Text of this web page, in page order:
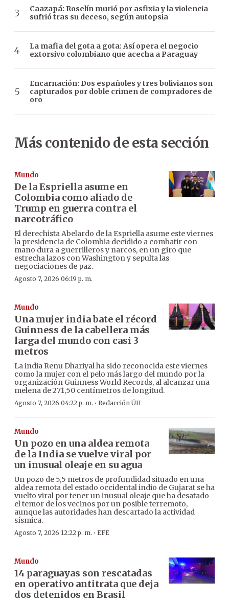
Caazapá: Roselín murió por asfixia y la violencia
sufrió tras su deceso, según autopsia
La mafia del gota a gota: Así opera el negocio
extorsivo colombiano que acecha a Paraguay
Encarnación: Dos españoles y tres bolivianos son
capturados por doble crimen de compradores de
oro
Más contenido de esta sección
Mundo
De la Espriella asume en
Colombia como aliado de
Trump en guerra contra el
narcotráfico
El derechista Abelardo de la Espriella asume este viernes
la presidencia de Colombia decidido a combatir con
mano dura a guerrilleros y narcos, en un giro que
estrecha lazos con Washington y sepulta las
negociaciones de paz.
Agosto 7, 2026 06:19 p. m.
Mundo
Una mujer india bate el récord
Guinness de la cabellera más
larga del mundo con casi 3
metros
La india Renu Dhariyal ha sido reconocida este viernes
como la mujer con el pelo más largo del mundo por la
organización Guinness World Records, al alcanzar una
melena de 271,50 centímetros de longitud.
Agosto 7, 2026 04:22 p. m. · Redacción ÚH
Mundo
Un pozo en una aldea remota
de la India se vuelve viral por
un inusual oleaje en su agua
Un pozo de 5,5 metros de profundidad situado en una
aldea remota del estado occidental indio de Gujarat se ha
vuelto viral por tener un inusual oleaje que ha desatado
el temor de los vecinos por un posible terremoto,
aunque las autoridades han descartado la actividad
sísmica.
Agosto 7, 2026 12:22 p. m. · EFE
Mundo
14 paraguayas son rescatadas
en operativo antitrata que deja
dos detenidos en Brasil